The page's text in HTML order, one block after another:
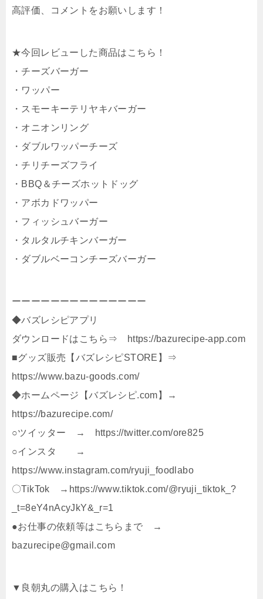
高評価、コメントをお願いします！
★今回レビューした商品はこちら！
・チーズバーガー
・ワッパー
・スモーキーテリヤキバーガー
・オニオンリング
・ダブルワッパーチーズ
・チリチーズフライ
・BBQ＆チーズホットドッグ
・アボカドワッパー
・フィッシュバーガー
・タルタルチキンバーガー
・ダブルベーコンチーズバーガー
ーーーーーーーーーーーーーー
◆バズレシピアプリ
ダウンロードはこちら⇒ https://bazurecipe-app.com
■グッズ販売【バズレシピSTORE】⇒
https://www.bazu-goods.com/
◆ホームページ【バズレシピ.com】→
https://bazurecipe.com/
○ツイッター → https://twitter.com/ore825
○インスタ →
https://www.instagram.com/ryuji_foodlabo
〇TikTok →https://www.tiktok.com/@ryuji_tiktok_?
_t=8eY4nAcyJkY&_r=1
●お仕事の依頼等はこちらまで →
bazurecipe@gmail.com
▼良朝丸の購入はこちら！